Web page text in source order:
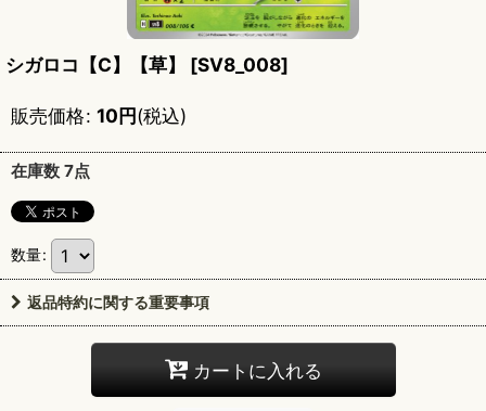
シガロコ【C】【草】 [SV8_008]
販売価格: 10円(税込)
在庫数 7点
数量:
返品特約に関する重要事項
カートに入れる